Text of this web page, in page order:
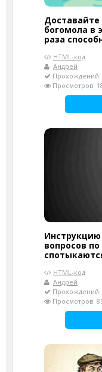
богомола в
раза
HTML-код
Андрей
Прохождений:
Просмотров:
Инструкцию
вопросов
HTML-код
Андрей
Прохождений:
Просмотров: